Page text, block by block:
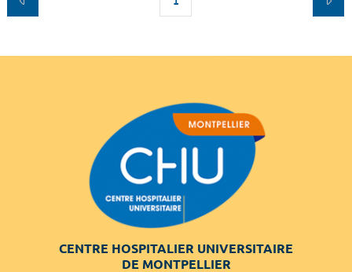
CENTRE HOSPITALIER UNIVERSITAIRE
DE MONTPELLIER